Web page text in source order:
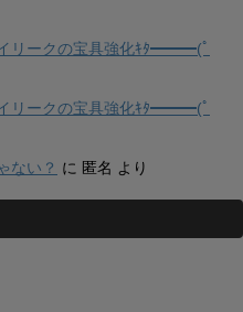
イリークの宝具強化ｷﾀ━━━(ﾟ
イリークの宝具強化ｷﾀ━━━(ﾟ
ない？ に 匿名 より